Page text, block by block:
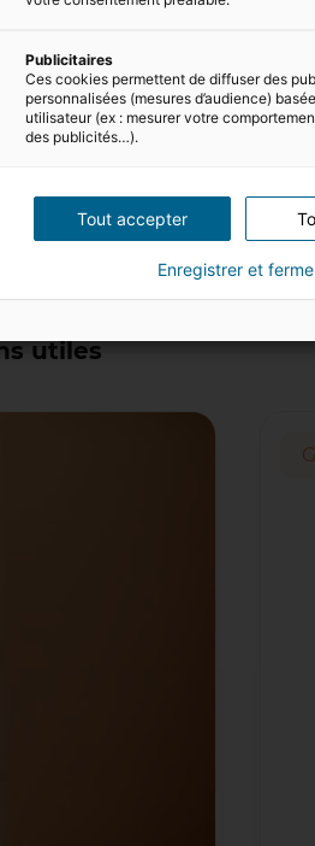
utiles
Publicitaires
Ces cookies permettent de diffuser des
personnalisées (mesures d’audience)
utilisateur (ex : mesurer votre
des publicités…).
Tout accepter
Enregistrer et